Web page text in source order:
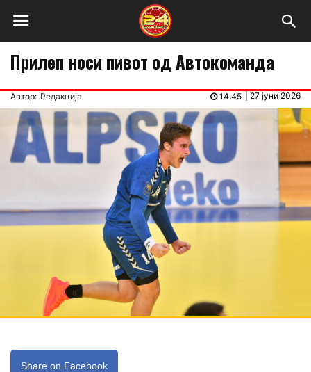
Прилеп носи пивот од Автокоманда
Автор: Редакција 27 јуни 2026
14:45
Share on Facebook